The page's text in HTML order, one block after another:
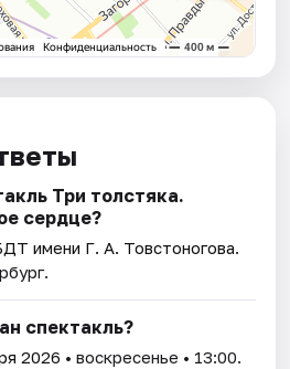
Три толстяка.
сердце?
имени Г. А. Товстоногова.
спектакль?
2026 • воскресенье • 13:00.